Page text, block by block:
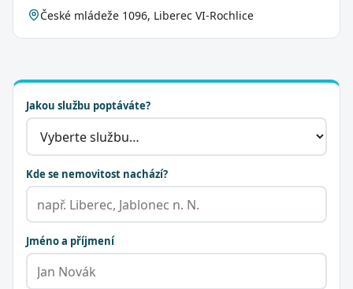
České mládeže 1096, Liberec VI-Rochlice
Jakou službu poptáváte?
Kde se nemovitost nachází?
Jméno a příjmení